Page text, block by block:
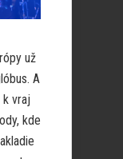
už
A
k vraj
kde